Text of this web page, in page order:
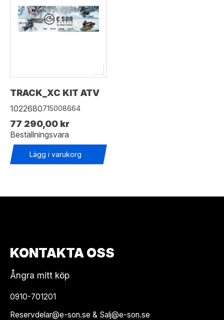
TRACK_XC KIT ATV
1022680715008664
77 290,00 kr
Beställningsvara
Lägg i varukorg
KONTAKTA OSS
Ångra mitt köp
0910-701201
Reservdelar@e-son.se & Salj@e-son.se